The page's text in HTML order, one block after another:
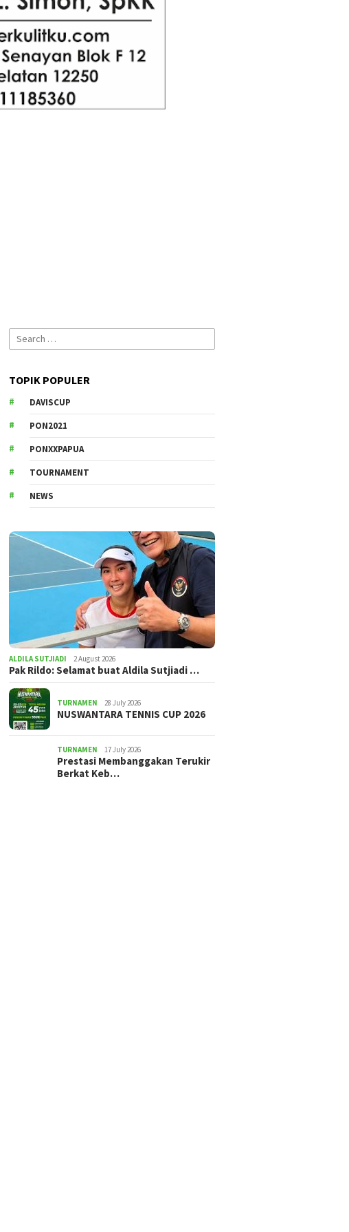
Search
for:
TOPIK POPULER
DAVISCUP
PON2021
PONXXPAPUA
TOURNAMENT
NEWS
ALDILA SUTJIADI 2 August 2026
Pak Rildo: Selamat buat Aldila Sutjiadi …
TURNAMEN 28 July 2026
NUSWANTARA TENNIS CUP 2026
TURNAMEN 17 July 2026
Prestasi Membanggakan Terukir
Berkat Keb…